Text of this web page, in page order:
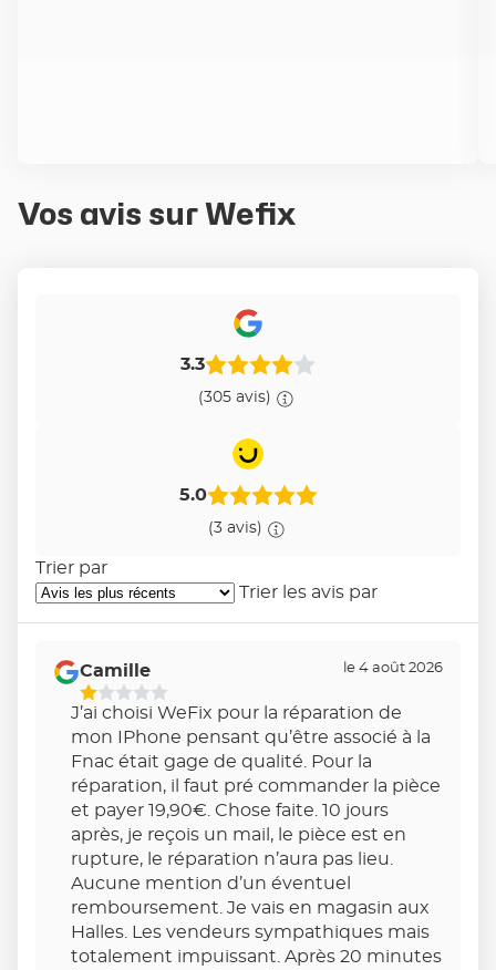
Vos avis sur Wefix
3.3
(305 avis)
5.0
(3 avis)
Trier par
Trier les avis par
Camille
1
Étoiles
Sur
5
le 4 août 2026
J’ai choisi WeFix pour la réparation de
mon IPhone pensant qu’être associé à la
Fnac était gage de qualité. Pour la
réparation, il faut pré commander la pièce
et payer 19,90€. Chose faite. 10 jours
après, je reçois un mail, le pièce est en
rupture, le réparation n’aura pas lieu.
Aucune mention d’un éventuel
remboursement. Je vais en magasin aux
Halles. Les vendeurs sympathiques mais
totalement impuissant. Après 20 minutes